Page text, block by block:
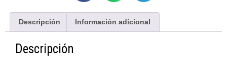
Descripción Información adicional
Descripción